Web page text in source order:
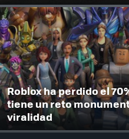
Roblox ha perdido el
tiene un reto
viralidad